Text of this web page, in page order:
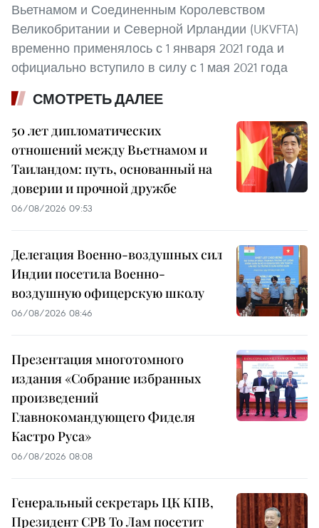
Вьетнамом и Соединенным Королевством
Великобритании и Северной Ирландии (UKVFTA)
временно применялось с 1 января 2021 года и
официально вступило в силу с 1 мая 2021 года
СМОТРЕТЬ ДАЛЕЕ
50 лет дипломатических
отношений между Вьетнамом и
Таиландом: путь, основанный на
доверии и прочной дружбе
06/08/2026 09:53
Делегация Военно-воздушных сил
Индии посетила Военно-
воздушную офицерскую школу
06/08/2026 08:46
Презентация многотомного
издания «Собрание избранных
произведений
Главнокомандующего Фиделя
Кастро Руса»
06/08/2026 08:08
Генеральный секретарь ЦК КПВ,
Президент СРВ То Лам посетит